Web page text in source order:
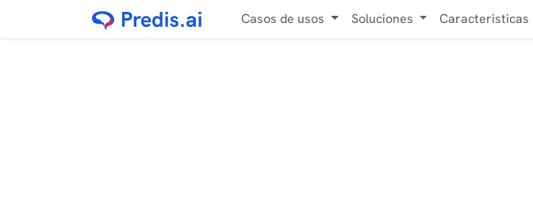
Casos de usos Soluciones Caracteristicas